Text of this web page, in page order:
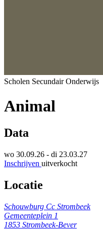
Scholen Secundair Onderwijs
Animal
Data
wo 30.09.26 - di 23.03.27
Inschrijven uitverkocht
Locatie
Schouwburg Cc Strombeek
Gemeenteplein 1
1853 Strombeek-Bever